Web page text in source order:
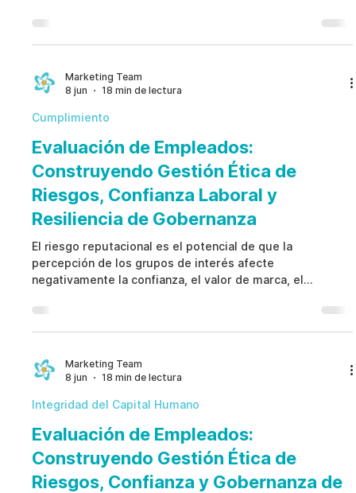
reputación. Mientras los modelos reactivos se enfocan
en contener incidentes después de que ocurren, la
tempranos, controles preventivos, escalamiento
estructurado y gobernanza continua. Al identificar
Marketing Team
8 jun
18 min de lectura
Cumplimiento
Evaluación de Empleados:
Construyendo Gestión Ética de
Riesgos, Confianza Laboral y
Resiliencia de Gobernanza
El riesgo reputacional es el potencial de que la
percepción de los grupos de interés afecte
negativamente la confianza, el valor de marca, el
organización. Aunque muchas empresas consideran la
reputación un desafío de comunicación, la mayoría de los
gobernanza, controles débiles, problemas éticos o
deficiencias operativas. Una gestión eficaz del riesgo
Marketing Team
8 jun
18 min de lectura
Integridad del Capital Humano
Evaluación de Empleados:
Construyendo Gestión Ética de
Riesgos, Confianza y Gobernanza de